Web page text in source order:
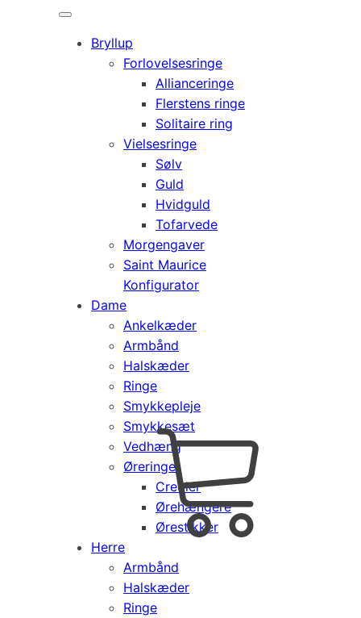
Bryllup
Forlovelsesringe
Allianceringe
Flerstens ringe
Solitaire ring
Vielsesringe
Sølv
Guld
Hvidguld
Tofarvede
Morgengaver
Saint Maurice
Konfigurator
Dame
Ankelkæder
Armbånd
Halskæder
Ringe
Smykkepleje
Smykkesæt
Vedhæng
Øreringe
Creoler
Ørehængere
Ørestikker
Herre
Armbånd
Halskæder
Ringe
Products